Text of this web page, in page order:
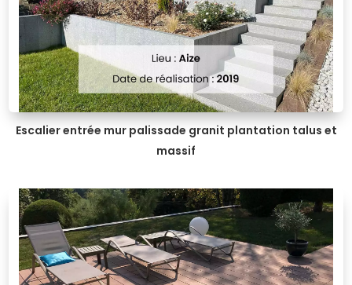
Escalier entrée mur palissade granit plantation talus et
massif